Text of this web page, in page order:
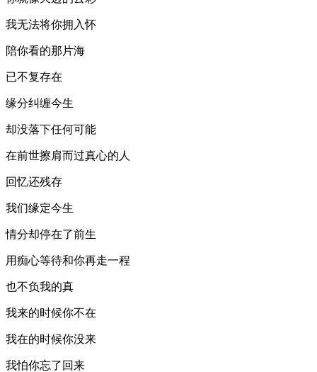
我无法将你拥入怀
陪你看的那片海
已不复存在
缘分纠缠今生
却没落下任何可能
在前世擦肩而过真心的人
回忆还残存
我们缘定今生
情分却停在了前生
用痴心等待和你再走一程
也不负我的真
我来的时候你不在
我在的时候你没来
我怕你忘了回来